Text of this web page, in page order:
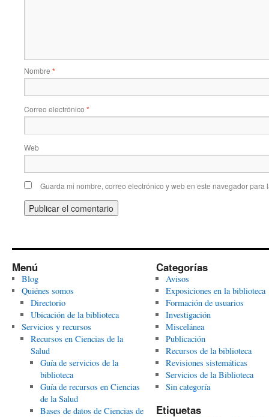
Nombre *
Correo electrónico *
Web
Guarda mi nombre, correo electrónico y web en este navegador para
Menú
Blog
Quiénes somos
Directorio
Ubicación de la biblioteca
Servicios y recursos
Recursos en Ciencias de la
Salud
Guía de servicios de la
biblioteca
Guía de recursos en Ciencias
de la Salud
Bases de datos de Ciencias de
Categorías
Avisos
Exposiciones en la biblioteca
Formación de usuarios
Investigación
Miscelánea
Publicación
Recursos de la biblioteca
Revisiones sistemáticas
Servicios de la Biblioteca
Sin categoría
Etiquetas